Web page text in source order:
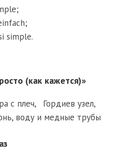
simple.
(как кажется)»
с плеч, Гордиев узел,
воду и медные трубы